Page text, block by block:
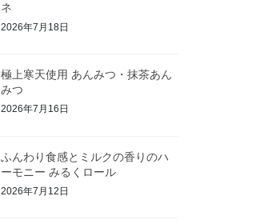
ネ
2026年7月18日
極上寒天使用 あんみつ・抹茶あん
みつ
2026年7月16日
ふんわり食感とミルクの香りのハ
ーモニー みるくロール
2026年7月12日